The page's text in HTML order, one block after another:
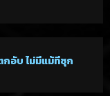
กอับ ไม่มีแม้ที่ซุก